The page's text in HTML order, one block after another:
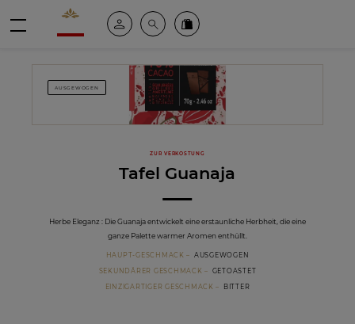
Valrhona - Imaginons le meilleur du chocolat
Mein kontoSuche Valrhona Collection
AUSGEWOGEN
ZUR VERKOSTUNG
Tafel Guanaja
Herbe Eleganz : Die Guanaja entwickelt eine erstaunliche Herbheit, die eine
ganze Palette warmer Aromen enthüllt.
HAUPT-GESCHMACK AUSGEWOGEN
SEKUNDÄRER GESCHMACK GETOASTET
EINZIGARTIGER GESCHMACK BITTER